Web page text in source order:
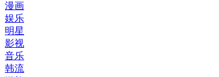
漫画
娱乐
明星
影视
音乐
韩流